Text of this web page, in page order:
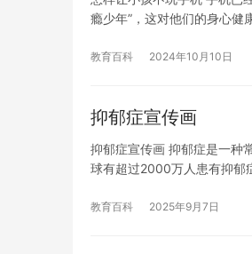
瘾少年”，这对他们的身心
教育百科 2024年10月10日
抑郁症宣传画
抑郁症宣传画 抑郁症是一种
球有超过2000万人患有抑郁
教育百科 2025年9月7日